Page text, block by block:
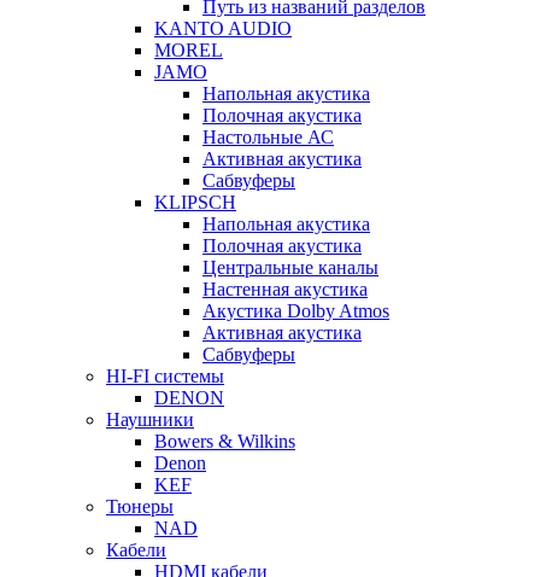
Путь из названий разделов
KANTO AUDIO
MOREL
JAMO
Напольная акустика
Полочная акустика
Настольные АС
Активная акустика
Сабвуферы
KLIPSCH
Напольная акустика
Полочная акустика
Центральные каналы
Настенная акустика
Акустика Dolby Atmos
Активная акустика
Сабвуферы
HI-FI системы
DENON
Наушники
Bowers & Wilkins
Denon
KEF
Тюнеры
NAD
Кабели
HDMI кабели